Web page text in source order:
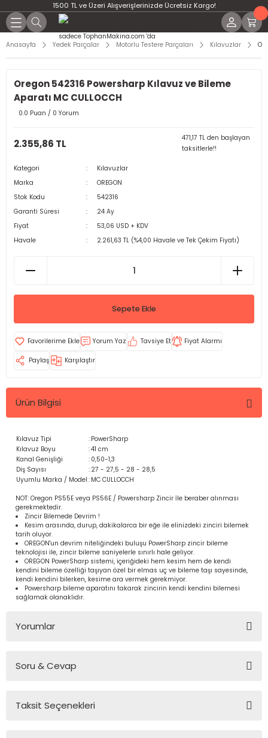
1500 TL ve Üzeri Alışverişlerinizde Ücretsiz Kargo!
Anasayfa Yedek Parçalar Motorlu Testere Parçaları Kılavuzlar
Oregon 542316 Powersharp Kılavuz ve Bileme
Aparatı MC CULLOCCH
0.0 Puan / 0 Yorum
2.355,86 TL
471,17 TL den başlayan
taksitlerle!!
Kategori
Kılavuzlar
Marka
OREGON
Stok Kodu
542316
Garanti Süresi
24 Ay
Fiyat
53,06 USD + KDV
Havale
2.261,63 TL (%4,00 Havale ve Tek Çekim Fiyatı)
Sepete Ekle
Yorum Yaz Tavsiye Et Fiyat Alarmı
Paylaş Karşılaştır
Ürün Bilgisi
Kılavuz Tipi : PowerSharp
Kılavuz Boyu
:41 cm
Kanal Genişliği
: 0,50-1,3
Diş Sayısı
: 27 - 27,5 - 28 - 28,5
Uyumlu Marka / Model : MC CULLOCCH
NOT: Oregon PS55E veya PS56E / Powersharp Zincir İle beraber alınması
gerekmektedir.
Zincir Bilemede Devrim !
Kesim arasında, durup, dakikalarca bir eğe ile elinizdeki zinciri bilemek
tarih oluyor.
OREGON'un devrim niteliğindeki buluşu PowerSharp zincir bileme
teknolojisi ile, zincir bileme saniyelerle sınırlı hale geliyor.
OREGON PowerSharp sistemi, içeriğideki hem kesim hem de kendi
kendini bileme özelliği taşıyan özel bir elmas uç ve bileme taşı sayesinde,
kendi kendini bilerken, kesime ara vermek gerekmiyor.
Powersharp bileme aparatını takarak zincirin kendi kendini bilemesi
sağlamak olanaklıdır.
Yorumlar
Soru & Cevap
Ürün hakkında henüz soru sorulmamış.
Taksit Seçenekleri